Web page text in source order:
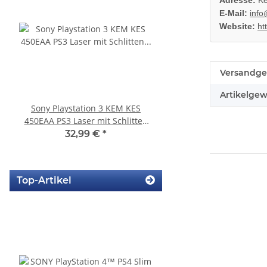
E-Mail:
Website:
Wert
Sony Playstation 3 KEM KES
450EAA PS3 Laser mit Schlitten
Blu-Ray Laufwerk gebraucht
32,99 € *
Top-Artikel